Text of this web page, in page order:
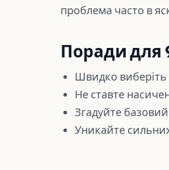
проблема часто в
Поради для
Швидко виберіть
Не ставте
Згадуйте базовий
Уникайте